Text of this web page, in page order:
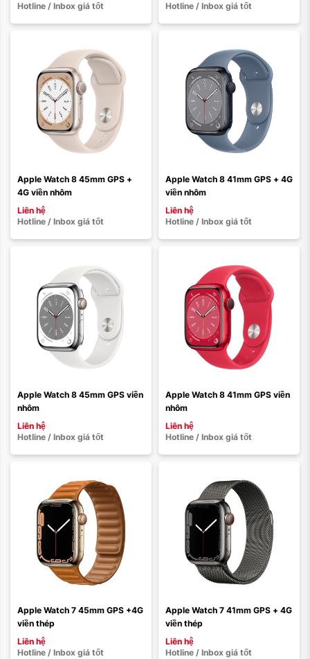
Hotline / Inbox giá tốt
Hotline / Inbox giá tốt
Apple Watch 8 45mm GPS +
4G viền nhôm
Liên hệ
Hotline / Inbox giá tốt
Apple Watch 8 41mm GPS + 4G
viền nhôm
Liên hệ
Hotline / Inbox giá tốt
Màu sắc:
Loại dây:
Dây cao suDây thép
Apple Watch 8 45mm GPS viền
nhôm
Liên hệ
Hotline / Inbox giá tốt
Màu sắc:
Loại dây:
Dây daDây thép
Apple Watch 8 41mm GPS viền
nhôm
Liên hệ
Hotline / Inbox giá tốt
Màu sắc:
Loại dây:
Dây daDây thép
Apple Watch 7 45mm GPS +4G
viền thép
Liên hệ
Hotline / Inbox giá tốt
Màu sắc:
Loại dây:
Dây daDây thép
Apple Watch 7 41mm GPS + 4G
viền thép
Liên hệ
Hotline / Inbox giá tốt
Màu sắc:
Loại dây:
Dây thépDây da
Màu sắc:
Loại dây:
Dây daDây thép